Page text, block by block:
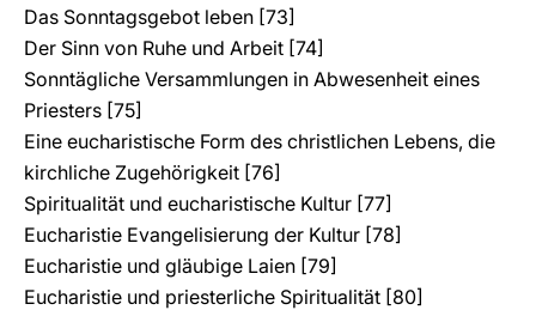
Das Sonntagsgebot leben [73]
Der Sinn von Ruhe und Arbeit [74]
Sonntägliche Versammlungen in Abwesenheit eines
Priesters [75]
Eine eucharistische Form des christlichen Lebens, die
kirchliche Zugehörigkeit [76]
Spiritualität und eucharistische Kultur [77]
Eucharistie Evangelisierung der Kultur [78]
Eucharistie und gläubige Laien [79]
Eucharistie und priesterliche Spiritualität [80]